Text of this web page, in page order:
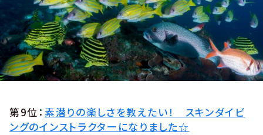
第9位： 素潜りの楽しさを教えたい！ スキンダイビ
ングのインストラクターになりました☆